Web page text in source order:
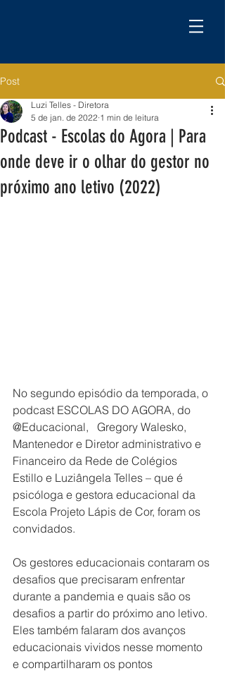
Post
Podcast - Escolas do Agora | Para
onde deve ir o olhar do gestor no
próximo ano letivo (2022)
Luzi Telles - Diretora
5 de jan. de 2022 1 min de leitura
No segundo episódio da temporada, o
podcast ESCOLAS DO AGORA, do
@Educacional,   Gregory Walesko,
Mantenedor e Diretor administrativo e
Financeiro da Rede de Colégios
Estillo e Luziângela Telles – que é
psicóloga e gestora educacional da
Escola Projeto Lápis de Cor, foram os
convidados.
Os gestores educacionais contaram os
desafios que precisaram enfrentar
durante a pandemia e quais são os
desafios a partir do próximo ano letivo.
Eles também falaram dos avanços
educacionais vividos nesse momento
e compartilharam os pontos